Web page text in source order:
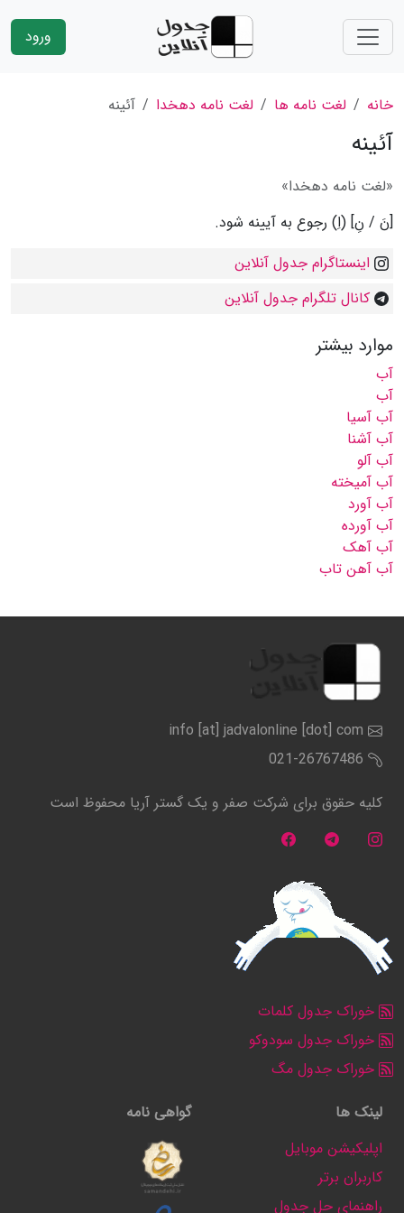
ورود
خانه لغت نامه ها لغت نامه دهخدا آئینه
آئینه
«لغت نامه دهخدا»
[نَ / نِ] (اِ) رجوع به آیینه شود.
اینستاگرام جدول آنلاین
کانال تلگرام جدول آنلاین
موارد بیشتر
آب
آب
آب آسیا
آب آشنا
آب آلو
آب آمیخته
آب آورد
آب آورده
آب آهک
آب آهن تاب
info [at] jadvalonline [dot] com
021-26767486
کلیه حقوق برای شرکت صفر و یک گستر آریا محفوظ است
خوراک جدول کلمات
خوراک جدول سودوکو
خوراک جدول مگ
لینک ها
اپلیکیشن موبایل
کاربران برتر
راهنمای حل جدول
گواهی نامه